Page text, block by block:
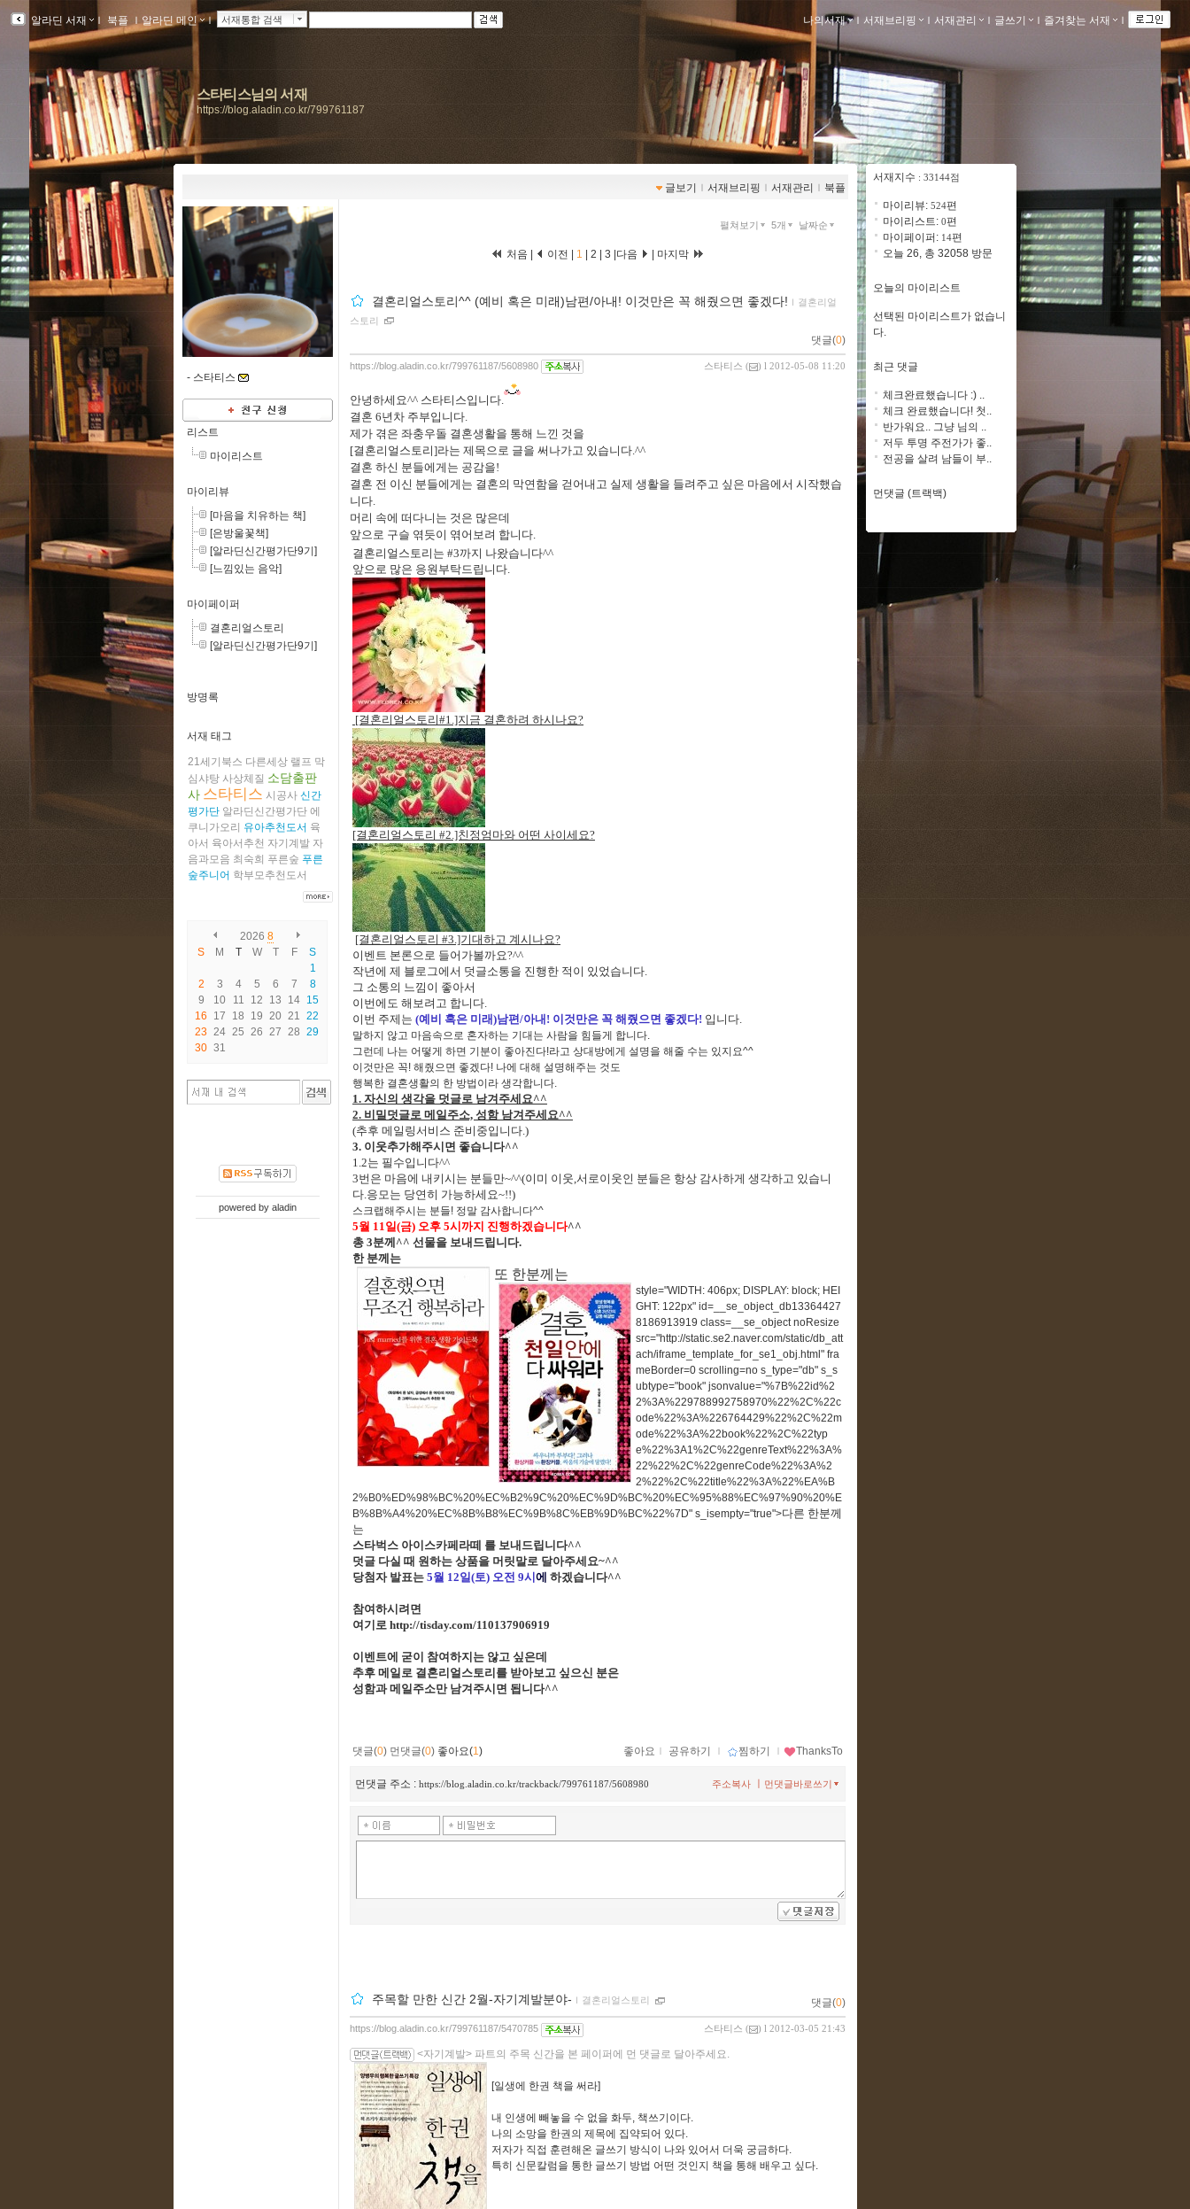
알라딘 서재 ｌ 북플 ｌ알라딘 메인 ｌ 서재통합 검색 나의서재 ｌ 서재브리핑 ｌ 서재관리 ｌ 글쓰기 ｌ 즐겨찾는 서재 ｌ
스타티스님의 서재
https://blog.aladin.co.kr/799761187
글보기 ｌ 서재브리핑 ｌ 서재관리 ｌ 북플
- 스타티스
리스트
마이리스트
마이리뷰
[마음을 치유하는 책]
[은방울꽃책]
[알라딘신간평가단9기]
[느낌있는 음악]
마이페이퍼
결혼리얼스토리
[알라딘신간평가단9기]
방명록
서재 태그
21세기북스 다른세상 랠프 막
심샤탕 사상체질 소담출판
사 스타티스 시공사 신간
평가단 알라딘신간평가단 에
쿠니가오리 유아추천도서 육
아서 육아서추천 자기계발 자
음과모음 최숙희 푸른숲 푸른
숲주니어 학부모추천도서
2026 8
S
M T W T F
S
1
2
3 4 5 6 7
8
9
10 11 12 13 14 15
16
17 18 19 20 21 22
23 24 25 26 27 28 29
30 31
powered by aladin
펼쳐보기 5개 날짜순
처음 | 이전 | 1 2 3 다음 마지막
결혼리얼스토리^^ (예비 혹은 미래)남편/아내! 이것만은 꼭 해줬으면 좋겠다! ｌ 결혼리얼
스토리
댓글(0)
스타티스 ( ) l 2012-05-08 11:20
https://blog.aladin.co.kr/799761187/5608980
안녕하세요^^ 스타티스입니다.
결혼 6년차 주부입니다.
제가 겪은 좌충우돌 결혼생활을 통해 느낀 것을
[결혼리얼스토리]라는 제목으로 글을 써나가고 있습니다.^^
결혼 하신 분들에게는 공감을!
결혼 전 이신 분들에게는 결혼의 막연함을 걷어내고 실제 생활을 들려주고 싶은 마음에서 시작했습
니다.
머리 속에 떠다니는 것은 많은데
앞으로 구슬 엮듯이 엮어보려 합니다.
결혼리얼스토리는 #3까지 나왔습니다^^
앞으로 많은 응원부탁드립니다.
[결혼리얼스토리#1.]지금 결혼하려 하시나요?
[결혼리얼스토리 #2.]친정엄마와 어떤 사이세요?
[결혼리얼스토리 #3.]기대하고 계시나요?
이벤트 본론으로 들어가볼까요?^^
작년에 제 블로그에서 덧글소통을 진행한 적이 있었습니다.
그 소통의 느낌이 좋아서
이번에도 해보려고 합니다.
이번 주제는 (예비 혹은 미래)남편/아내! 이것만은 꼭 해줬으면 좋겠다! 입니다.
말하지 않고 마음속으로 혼자하는 기대는 사람을 힘들게 합니다.
그런데 나는 어떻게 하면 기분이 좋아진다!라고 상대방에게 설명을 해줄 수는 있지요^^
이것만은 꼭! 해줬으면 좋겠다! 나에 대해 설명해주는 것도
행복한 결혼생활의 한 방법이라 생각합니다.
1. 자신의 생각을 덧글로 남겨주세요^^
2. 비밀덧글로 메일주소, 성함 남겨주세요^^
(추후 메일링서비스 준비중입니다.)
3. 이웃추가해주시면 좋습니다^^
1.2는 필수입니다^^
3번은 마음에 내키시는 분들만~^^(이미 이웃,서로이웃인 분들은 항상 감사하게 생각하고 있습니
다.응모는 당연히 가능하세요~!!)
스크랩해주시는 분들! 정말 감사합니다^^
5월 11일(금) 오후 5시까지 진행하겠습니다^^
총 3분께^^ 선물을 보내드립니다.
한 분께는
또 한분께는
style="WIDTH: 406px; DISPLAY: block; HEI
GHT: 122px" id=__se_object_db13364427
8186913919 class=__se_object noResize
src="http://static.se2.naver.com/static/db_att
ach/iframe_template_for_se1_obj.html" fra
meBorder=0 scrolling=no s_type="db" s_s
ubtype="book" jsonvalue="%7B%22id%2
2%3A%229788992758970%22%2C%22c
ode%22%3A%226764429%22%2C%22m
ode%22%3A%22book%22%2C%22typ
e%22%3A1%2C%22genreText%22%3A%
22%22%2C%22genreCode%22%3A%2
2%22%2C%22title%22%3A%22%EA%B
2%B0%ED%98%BC%20%EC%B2%9C%20%EC%9D%BC%20%EC%95%88%EC%97%90%20%E
B%8B%A4%20%EC%8B%B8%EC%9B%8C%EB%9D%BC%22%7D" s_isempty="true">다른 한분께
는
스타벅스 아이스카페라떼 를 보내드립니다^^
덧글 다실 때 원하는 상품을 머릿말로 달아주세요~^^
당첨자 발표는 5월 12일(토) 오전 9시 에 하겠습니다^^
참여하시려면
여기로 http://tisday.com/110137906919
이벤트에 굳이 참여하지는 않고 싶은데
추후 메일로 결혼리얼스토리를 받아보고 싶으신 분은
성함과 메일주소만 남겨주시면 됩니다^^
댓글(0) 먼댓글(0) 좋아요(1) 좋아요 ｌ 공유하기 ｌ 찜하기 ｌ ThanksTo
먼댓글 주소 : https://blog.aladin.co.kr/trackback/799761187/5608980 먼댓글바로쓰기
주소복사
주목할 만한 신간 2월-자기계발분야- ｌ 결혼리얼스토리 댓글(0)
스타티스 ( ) l 2012-03-05 21:43
https://blog.aladin.co.kr/799761187/5470785
<자기계발> 파트의 주목 신간을 본 페이퍼에 먼 댓글로 달아주세요.
[일생에 한권 책을 써라]
내 인생에 빼놓을 수 없을 화두, 책쓰기이다.
나의 소망을 한권의 제목에 집약되어 있다.
저자가 직접 훈련해온 글쓰기 방식이 나와 있어서 더욱 궁금하다.
특히 신문칼럼을 통한 글쓰기 방법 어떤 것인지 책을 통해 배우고 싶다.
서재지수 : 33144점
마이리뷰: 524편
마이리스트: 0편
마이페이퍼: 14편
오늘 26, 총 32058 방문
오늘의 마이리스트
선택된 마이리스트가 없습니
다.
최근 댓글
체크완료했습니다 :) ..
체크 완료했습니다! 첫..
반가워요.. 그냥 님의 ..
저두 투명 주전가가 좋..
전공을 살려 남들이 부..
먼댓글 (트랙백)